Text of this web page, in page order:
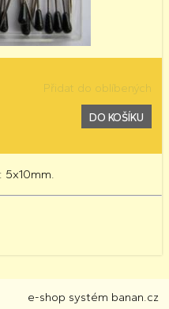
Přidat do oblíbených
DO KOŠÍKU
5x10mm.
e-shop systém banan.cz